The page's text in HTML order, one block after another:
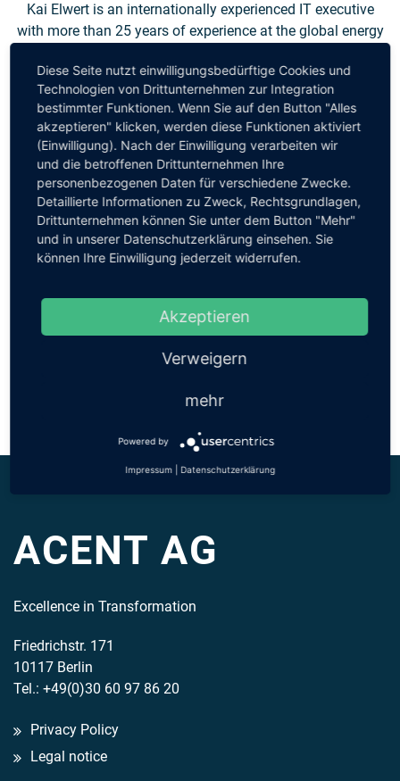
Kai Elwert is an internationally experienced IT executive
with more than 25 years of experience at the global energy
teams and IT organisations, as well as managing complex
projects and portfolios with a global scope. His focus is on
the introduction of and responsibility for infrastructure
services, as well as topics such as outsourcing and cloud
transformation.
At ACENT, Kai Elwert is a Principal, focusing on larger
projects in the areas of digital transformation, interim
management and enterprise architecture with a focus on
infrastructure.
ACENT AG
Excellence in Transformation
Friedrichstr. 171
10117 Berlin
Tel.: +49(0)30 60 97 86 20
Privacy Policy
Legal notice
Diese Seite nutzt einwilligungsbedürftige Cookies und
Technologien von Drittunternehmen zur Integration
bestimmter Funktionen. Wenn Sie auf den Button "Alles
akzeptieren" klicken, werden diese Funktionen aktiviert
(Einwilligung). Nach der Einwilligung verarbeiten wir
und die betroffenen Drittunternehmen Ihre
personenbezogenen Daten für verschiedene Zwecke.
Detaillierte Informationen zu Zweck, Rechtsgrundlagen,
Drittunternehmen können Sie unter dem Button "Mehr"
und in unserer Datenschutzerklärung einsehen. Sie
können Ihre Einwilligung jederzeit widerrufen.
Akzeptieren
Verweigern
mehr
Powered by
Impressum Datenschutzerklärung